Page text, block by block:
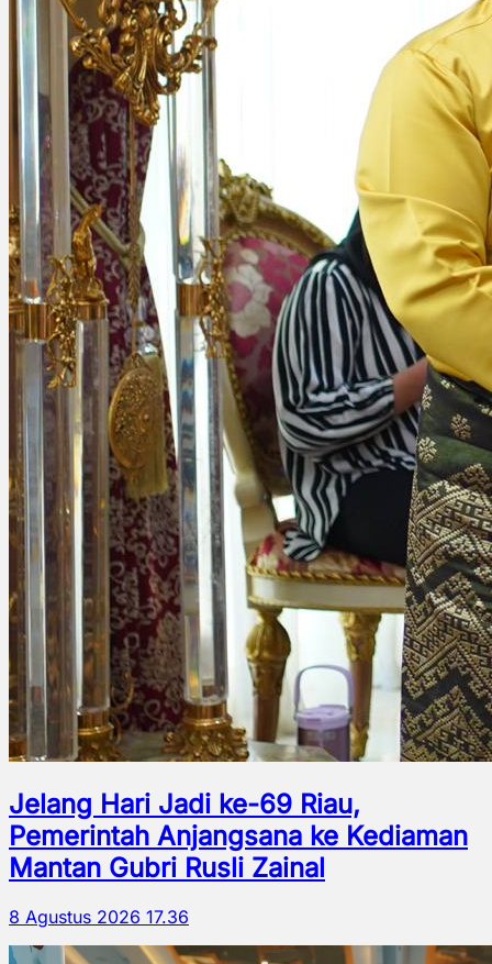
Jelang Hari Jadi ke-69 Riau,
Pemerintah Anjangsana ke Kediaman
Mantan Gubri Rusli Zainal
8 Agustus 2026 17.36